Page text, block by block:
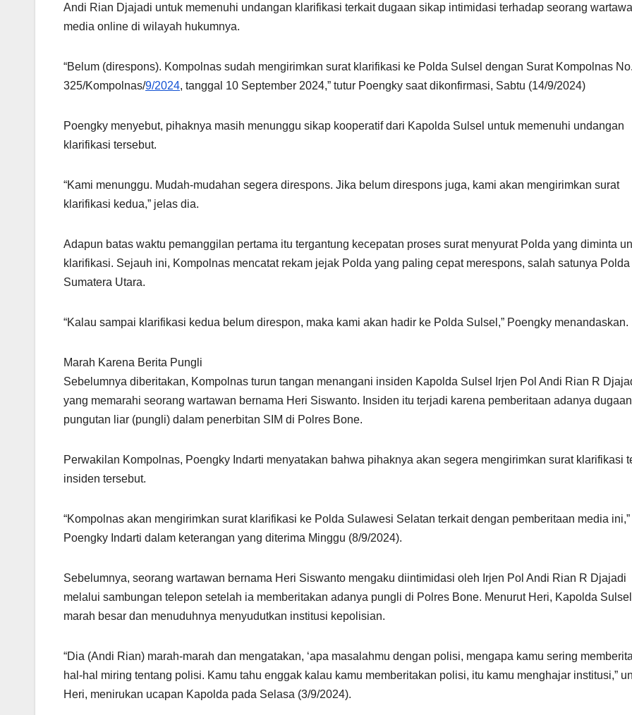
Andi Rian Djajadi untuk memenuhi undangan klarifikasi terkait dugaan sikap intimidasi terhadap seorang
media online di wilayah hukumnya.
“Belum (direspons). Kompolnas sudah mengirimkan surat klarifikasi ke Polda Sulsel dengan Surat Kompolnas
325/Kompolnas/9/2024, tanggal 10 September 2024,” tutur Poengky saat dikonfirmasi, Sabtu (14/9/2024)
Poengky menyebut, pihaknya masih menunggu sikap kooperatif dari Kapolda Sulsel untuk memenuhi undangan
klarifikasi tersebut.
“Kami menunggu. Mudah-mudahan segera direspons. Jika belum direspons juga, kami akan mengirimkan surat
klarifikasi kedua,” jelas dia.
Adapun batas waktu pemanggilan pertama itu tergantung kecepatan proses surat menyurat Polda yang diminta
klarifikasi. Sejauh ini, Kompolnas mencatat rekam jejak Polda yang paling cepat merespons, salah satunya Polda
Sumatera Utara.
“Kalau sampai klarifikasi kedua belum direspon, maka kami akan hadir ke Polda Sulsel,” Poengky menandaskan.
Marah Karena Berita Pungli
Sebelumnya diberitakan, Kompolnas turun tangan menangani insiden Kapolda Sulsel Irjen Pol Andi Rian R
yang memarahi seorang wartawan bernama Heri Siswanto. Insiden itu terjadi karena pemberitaan adanya dugaan
pungutan liar (pungli) dalam penerbitan SIM di Polres Bone.
Perwakilan Kompolnas, Poengky Indarti menyatakan bahwa pihaknya akan segera mengirimkan surat klarifikasi
insiden tersebut.
“Kompolnas akan mengirimkan surat klarifikasi ke Polda Sulawesi Selatan terkait dengan pemberitaan media
Poengky Indarti dalam keterangan yang diterima Minggu (8/9/2024).
Sebelumnya, seorang wartawan bernama Heri Siswanto mengaku diintimidasi oleh Irjen Pol Andi Rian R Djajadi
melalui sambungan telepon setelah ia memberitakan adanya pungli di Polres Bone. Menurut Heri, Kapolda Sulsel
marah besar dan menuduhnya menyudutkan institusi kepolisian.
“Dia (Andi Rian) marah-marah dan mengatakan, ‘apa masalahmu dengan polisi, mengapa kamu sering
hal-hal miring tentang polisi. Kamu tahu enggak kalau kamu memberitakan polisi, itu kamu menghajar institusi,”
Heri, menirukan ucapan Kapolda pada Selasa (3/9/2024).